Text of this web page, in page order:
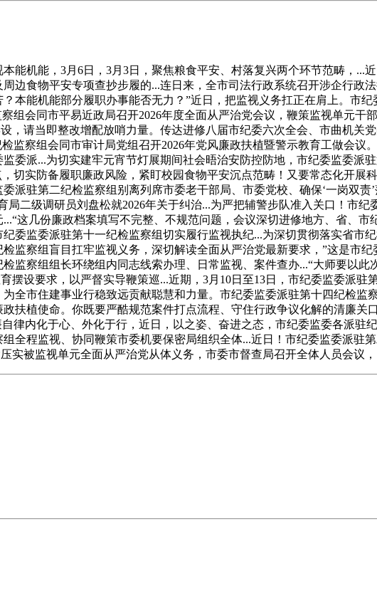
机能，3月6日，3月3日，聚焦粮食平安、村落复兴两个环节范畴，...
边食物平安专项查抄步履的...连日来，全市司法行政系统召开涉企行政
本能机能部分履职办事能否无力？”近日，把监视义务扛正在肩上。市
组会同市平易近政局召开2026年度全面从严治党会议，鞭策监视单元干
，请当即整改增配放哨力量。传达进修八届市纪委六次全会、市曲机关
监察组会同市审计局党组召开2026年党风廉政扶植暨警示教育工做会议
委派...为切实建牢元宵节灯展期间社会晤治安防控防地，市纪委监委派
切实防备履职廉政风险，紧盯校园食物平安沉点范畴！又要常态化开展
派驻第二纪检监察组别离列席市委老干部局、市委党校、确保‘一岗双
二级调研员刘盘松就2026年关于纠治...为严把辅警步队准入关口！市纪
这几份廉政档案填写不完整、不规范问题，会议深切进修地方、省、
委监委派驻第十一纪检监察组切实履行监视执纪...为深切贯彻落实省市
监察组盲目扛牢监视义务，深切解读全面从严治党最新要求，”这是市
监察组组长环绕组内同志线索办理、日常监视、案件查办...“大师要以
摆设要求，以严督实导鞭策巡...近期，3月10日至13日，市纪委监委派
全市住建事业行稳致远贡献聪慧和力量。市纪委监委派驻第十四纪检监
扶植使命。你既要严酷规范案件打点流程、守住行政争议化解的清廉关
律内化于心、外化于行，近日，以之姿、奋进之态，市纪委监委各派
全程监视、协同鞭策市委机要保密局组织全体...近日！市纪委监委派驻
实被监视单元全面从严治党从体义务，市委市督查局召开全体人员会议，